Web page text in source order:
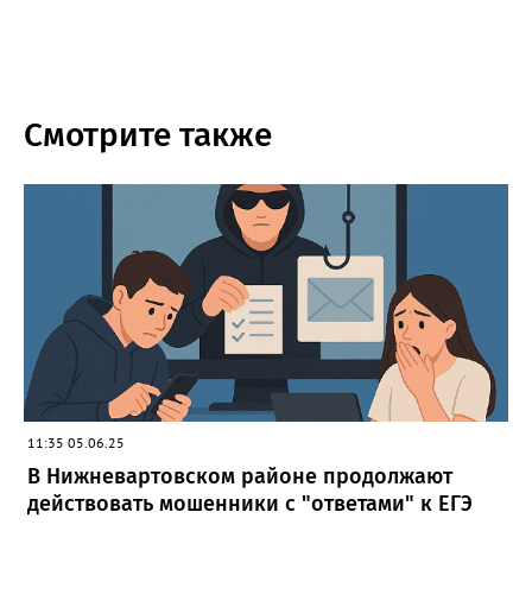
Смотрите также
11:35 05.06.25
В Нижневартовском районе продолжают
действовать мошенники с "ответами" к ЕГЭ